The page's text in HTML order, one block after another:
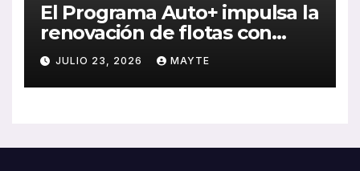
El Programa Auto+ impulsa la
renovación de flotas con
ayudas a vehículos eléctricos
ligeros
JULIO 23, 2026 MAYTE